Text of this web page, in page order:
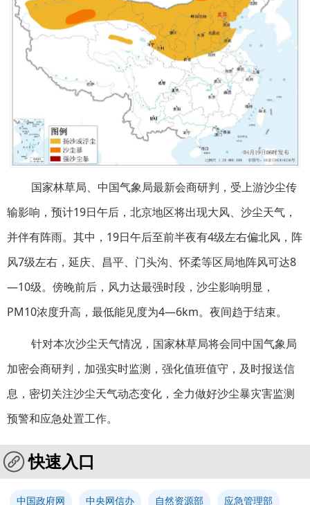
国家林草局、中国气象局最新会商研判，受上游沙尘传
输影响，预计19日午后，北京地区将出现大风、沙尘天气，
并伴有阵雨。其中，19日午后至前半夜有4级左右偏北风，阵
风7级左右，延庆、昌平、门头沟、怀柔等区局地阵风可达8
—10级。傍晚前后，风力达最强时段，沙尘影响明显，
PM10浓度升高，最低能见度为4—6km。夜间趋于结束。
针对本次沙尘天气情况，国家林草局将会同中国气象局
加密会商研判，加强实时监测，强化值班值守，及时报送信
息，密切关注沙尘天气动态变化，全力做好沙尘暴灾害监测
预警和应急处置工作。
快速入口
中国政府网 中央网信办 自然资源部 应急管理部